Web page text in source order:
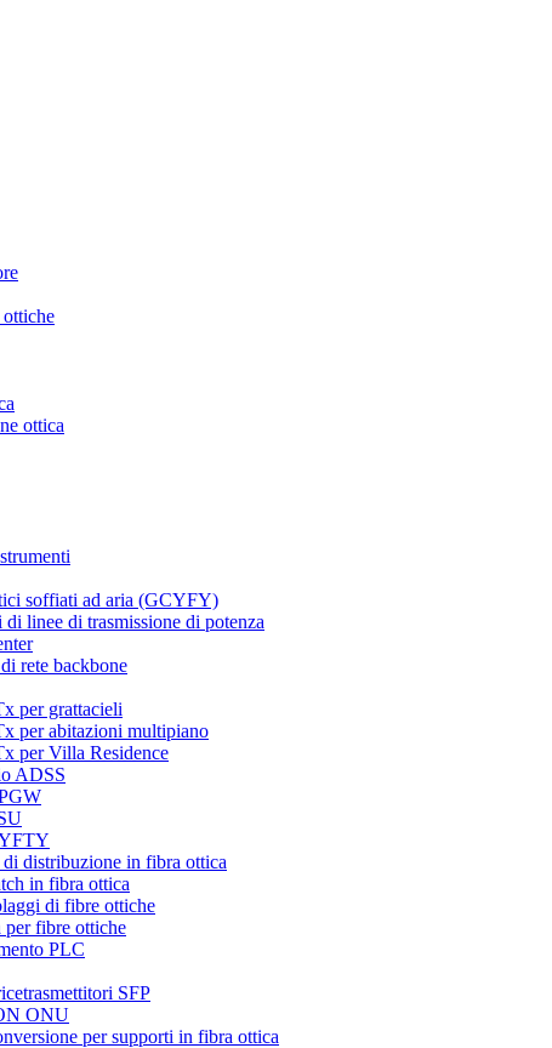
ottica
soffiati ad aria (GCYFY)
di linee di trasmissione di potenza
rete backbone
per grattacieli
per abitazioni multipiano
per Villa Residence
ADSS
distribuzione in fibra ottica
in fibra ottica
di fibre ottiche
per fibre ottiche
PLC
SFP
ONU
per supporti in fibra ottica